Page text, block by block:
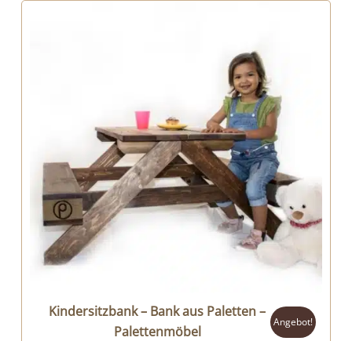
Kindersitzbank – Bank aus Paletten –
Palettenmöbel
Angebot!